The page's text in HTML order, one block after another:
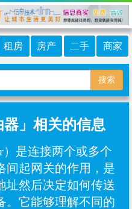
租房 房产 二手 商家
搜索
」相关的信息
）是连接两个或多个
间起网关的作用，是
址然后决定如何传送
。它能够理解不同的